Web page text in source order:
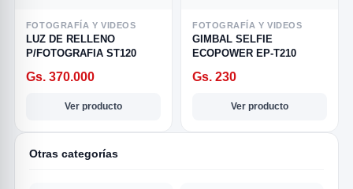
Otras categorías
FOTOGRAFÍA Y VIDEOS
LUZ DE RELLENO
P/FOTOGRAFIA ST120
Gs. 370.000
Ver producto
FOTOGRAFÍA Y VIDEOS
GIMBAL SELFIE
ECOPOWER EP-T210
Gs. 230
Ver producto